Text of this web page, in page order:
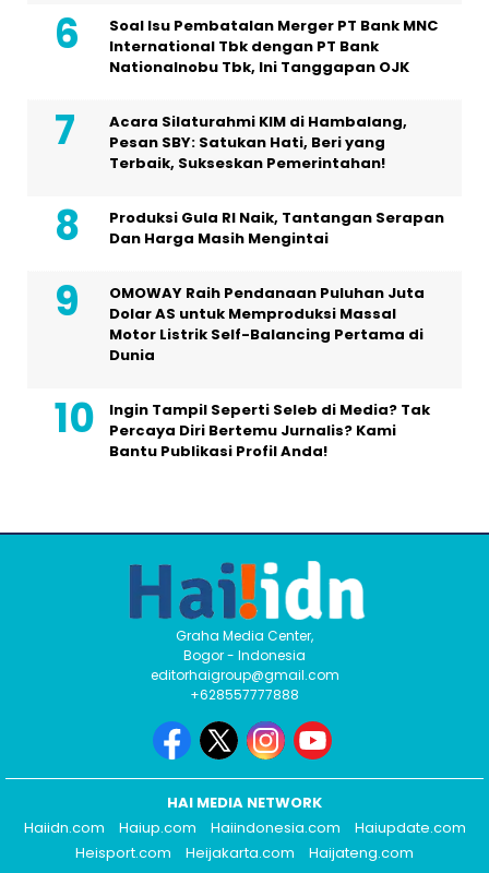
Soal Isu Pembatalan Merger PT Bank MNC
International Tbk dengan PT Bank
Nationalnobu Tbk, Ini Tanggapan OJK
Acara Silaturahmi KIM di Hambalang,
Pesan SBY: Satukan Hati, Beri yang
Terbaik, Sukseskan Pemerintahan!
Produksi Gula RI Naik, Tantangan Serapan
Dan Harga Masih Mengintai
OMOWAY Raih Pendanaan Puluhan Juta
Dolar AS untuk Memproduksi Massal
Motor Listrik Self-Balancing Pertama di
Dunia
Ingin Tampil Seperti Seleb di Media? Tak
Percaya Diri Bertemu Jurnalis? Kami
Bantu Publikasi Profil Anda!
Graha Media Center,
Bogor - Indonesia
editorhaigroup@gmail.com
+628557777888
HAI MEDIA NETWORK
Haiidn.com
Haiup.com Haiindonesia.com
Haiupdate.com
Heisport.com
Heijakarta.com
Haijateng.com